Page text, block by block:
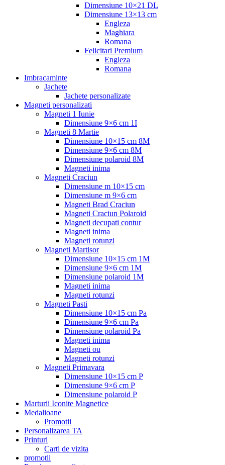
Dimensiune 10×21 DL
Dimensiune 13×13 cm
Engleza
Maghiara
Romana
Felicitari Premium
Engleza
Romana
Imbracaminte
Jachete
Jachete personalizate
Magneti personalizati
Magneti 1 Iunie
Dimensiune 9×6 cm 1I
Magneti 8 Martie
Dimensiune 10×15 cm 8M
Dimensiune 9×6 cm 8M
Dimensiune polaroid 8M
Magneti inima
Magneti Craciun
Dimensiune m 10×15 cm
Dimensiune m 9×6 cm
Magneti Brad Craciun
Magneti Craciun Polaroid
Magneti decupati contur
Magneti inima
Magneti rotunzi
Magneti Martisor
Dimensiune 10×15 cm 1M
Dimensiune 9×6 cm 1M
Dimensiune polaroid 1M
Magneti inima
Magneti rotunzi
Magneti Pasti
Dimensiune 10×15 cm Pa
Dimensiune 9×6 cm Pa
Dimensiune polaroid Pa
Magneti inima
Magneti ou
Magneti rotunzi
Magneti Primavara
Dimensiune 10×15 cm P
Dimensiune 9×6 cm P
Dimensiune polaroid P
Marturii Iconite Magnetice
Medalioane
Promotii
Personalizarea TA
Printuri
Carti de vizita
promotii